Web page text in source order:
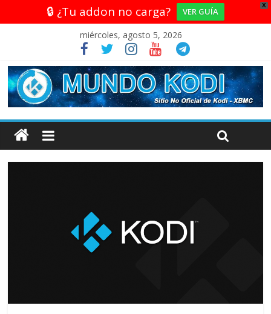
X
🔒 ¿Tu addon no carga? VER GUÍA
miércoles, agosto 5, 2026